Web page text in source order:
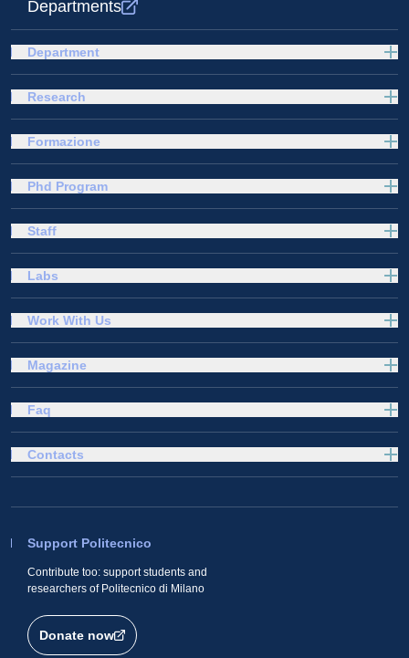
Departments
Department
Research
Formazione
Phd Program
Staff
Labs
Work With Us
Magazine
Faq
Support Politecnico
Contribute too: support students and
researchers of Politecnico di Milano
Donate now
Contacts